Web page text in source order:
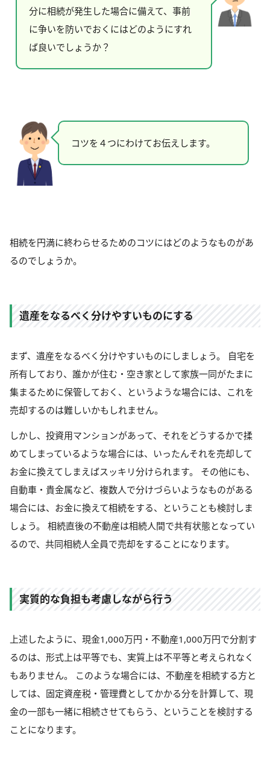
分に相続が発生した場合に備えて、事前
に争いを防いでおくにはどのようにすれ
ば良いでしょうか？
コツを４つにわけてお伝えします。
相続を円満に終わらせるためのコツにはどのようなものがあ
るのでしょうか。
遺産をなるべく分けやすいものにする
まず、遺産をなるべく分けやすいものにしましょう。 自宅を
所有しており、誰かが住む・空き家として家族一同がたまに
集まるために保管しておく、というような場合には、これを
売却するのは難しいかもしれません。
しかし、投資用マンションがあって、それをどうするかで揉
めてしまっているような場合には、いったんそれを売却して
お金に換えてしまえばスッキリ分けられます。 その他にも、
自動車・貴金属など、複数人で分けづらいようなものがある
場合には、お金に換えて相続をする、ということも検討しま
しょう。 相続直後の不動産は相続人間で共有状態となってい
るので、共同相続人全員で売却をすることになります。
実質的な負担も考慮しながら行う
上述したように、現金1,000万円・不動産1,000万円で分割す
るのは、形式上は平等でも、実質上は不平等と考えられなく
もありません。 このような場合には、不動産を相続する方と
しては、固定資産税・管理費としてかかる分を計算して、現
金の一部も一緒に相続させてもらう、ということを検討する
ことになります。